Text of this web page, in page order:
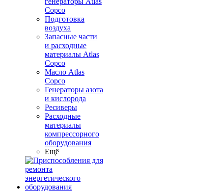
Copco
Подготовка
воздуха
Запасные части
и расходные
материалы Atlas
Copco
Масло Atlas
Copco
Генераторы азота
и кислорода
Ресиверы
Расходные
материалы
компрессорного
оборудования
Ещё